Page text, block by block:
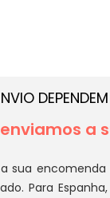
a
sua
Para